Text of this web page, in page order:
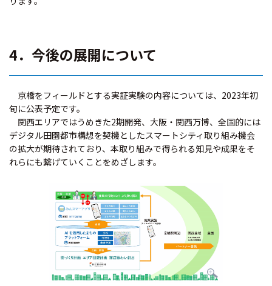
4．今後の展開について
京橋をフィールドとする実証実験の内容については、2023年初
旬に公表予定です。
関西エリアではうめきた2期開発、大阪・関西万博、全国的には
デジタル田園都市構想を契機としたスマートシティ取り組み機会
の拡大が期待されており、本取り組みで得られる知見や成果をそ
れらにも繋げていくことをめざします。